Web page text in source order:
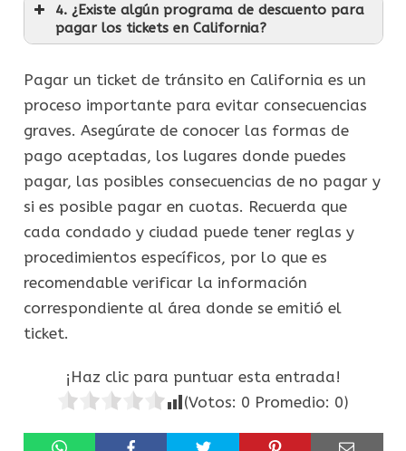
4. ¿Existe algún programa de descuento para
pagar los tickets en California?
Pagar un ticket de tránsito en California es un
proceso importante para evitar consecuencias
graves. Asegúrate de conocer las formas de
pago aceptadas, los lugares donde puedes
pagar, las posibles consecuencias de no pagar y
si es posible pagar en cuotas. Recuerda que
cada condado y ciudad puede tener reglas y
procedimientos específicos, por lo que es
recomendable verificar la información
correspondiente al área donde se emitió el
ticket.
¡Haz clic para puntuar esta entrada!
(Votos: 0 Promedio: 0)